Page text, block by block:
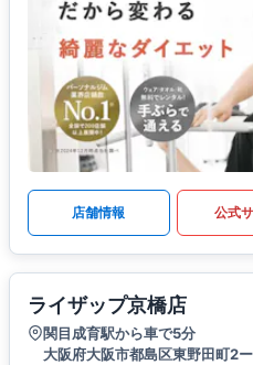
店舗情報 公式
ライザップ京橋店
関目成育駅から車で5分
大阪府大阪市都島区東野田町2